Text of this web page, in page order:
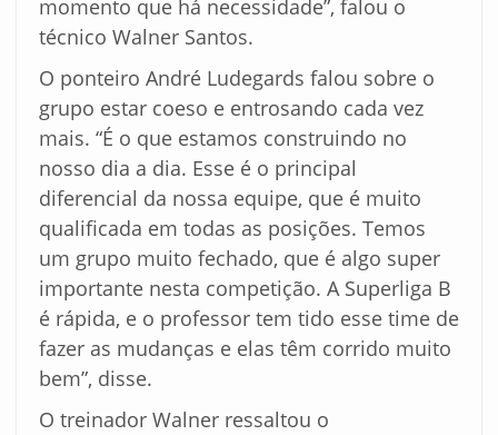
momento que há necessidade”, falou o
técnico Walner Santos.
O ponteiro André Ludegards falou sobre o
grupo estar coeso e entrosando cada vez
mais. “É o que estamos construindo no
nosso dia a dia. Esse é o principal
diferencial da nossa equipe, que é muito
qualificada em todas as posições. Temos
um grupo muito fechado, que é algo super
importante nesta competição. A Superliga B
é rápida, e o professor tem tido esse time de
fazer as mudanças e elas têm corrido muito
bem”, disse.
O treinador Walner ressaltou o